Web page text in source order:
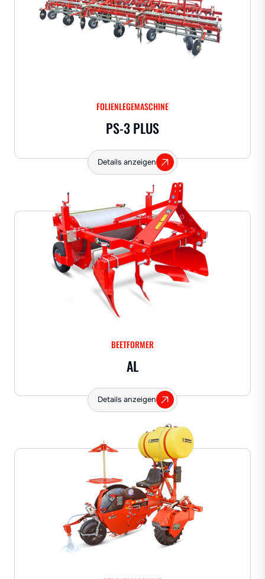
FOLIENLEGEMASCHINE
PS-3 PLUS
Details anzeigen
BEETFORMER
AL
Details anzeigen